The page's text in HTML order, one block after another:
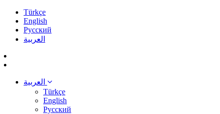
Türkçe
English
Pусский
العربية
Türkçe
English
Pусский